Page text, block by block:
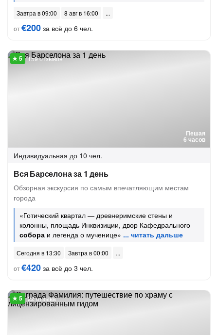
Завтра в 09:00
8 авг в 16:00
от€200 за всё до 6 чел.
Пешая
6 часов
159 отзывов
Индивидуальная до 10 чел.
Вся Барселона за 1 день
Обзорная экскурсия по самым впечатляющим местам
города
«Готический квартал — древнеримские стены и
колонны, площадь Инквизиции, двор Кафедрального
собора и легенда о мученице»
Сегодня в 13:30
Завтра в 00:00
от€420 за всё до 3 чел.
22 отзыва